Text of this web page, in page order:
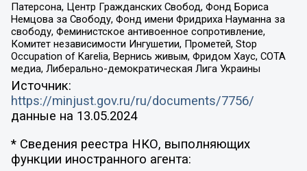
Патерсона, Центр Гражданских Свобод, Фонд Бориса
Немцова за Свободу, Фонд имени Фридриха Науманна за
свободу, Феминистское антивоенное сопротивление,
Комитет независимости Ингушетии, Прометей, Stop
Occupation of Karelia, Вернись живым, Фридом Хаус, СОТА
медиа, Либерально-демократическая Лига Украины
Источник:
https://minjust.gov.ru/ru/documents/7756/
данные на 13.05.2024
* Сведения реестра НКО, выполняющих
функции иностранного агента: